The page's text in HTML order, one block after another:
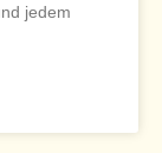
jedem